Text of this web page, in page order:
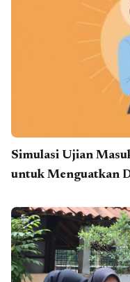
Simulasi Ujian
untuk Menguatkan